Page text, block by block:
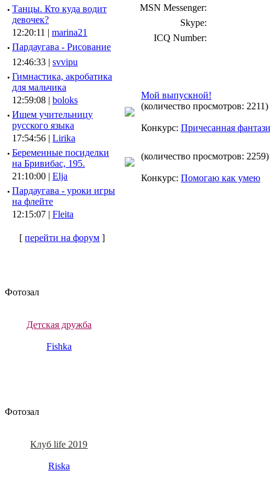
· Танцы. Кто куда водит
девочек?
12:20:11 | marina21
· Пардаугава - Рисование
12:46:33 | svvipu
· Гимнастика, акробатика
для мальчика
12:59:08 | boloks
· Ищем учительницу
русского языка
17:54:56 | Lirika
· Беременные посиделки
на Бривибас, 195.
21:10:00 | Elja
· Пардаугава - уроки игры
на флейте
12:15:07 | Fleita
[перейти на форум ]
Фотозал
Детская дружба
Fishka
Фотозал
Клуб life 2019
Riska
MSN Messenger:
Skype:
ICQ Number:
Мой выпускной!
(количество просмотров: 2211)
Конкурс: Причесанная
(количество просмотров: 2259)
Конкурс: Помогаю как умею